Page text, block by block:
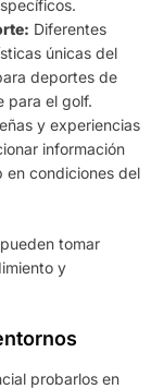
Diferentes
únicas del
deportes de
para el golf.
y experiencias
información
en condiciones del
tomar
y
probarlos en